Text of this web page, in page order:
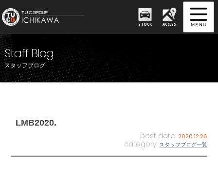
STOCK ACCESS
Staff Blog
スタッフブログ
LMB2020.
post date: 2020.12.26
category: スタッフブログ一覧